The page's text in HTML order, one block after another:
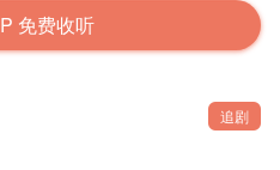
免费收听
追剧